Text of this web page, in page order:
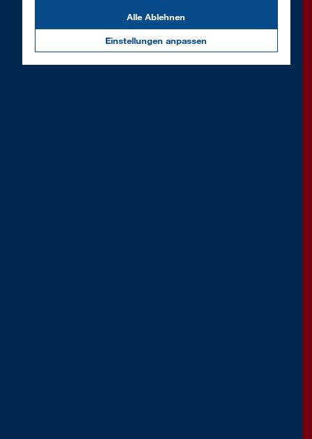
Einstellungen anpassen
Alle Ablehnen